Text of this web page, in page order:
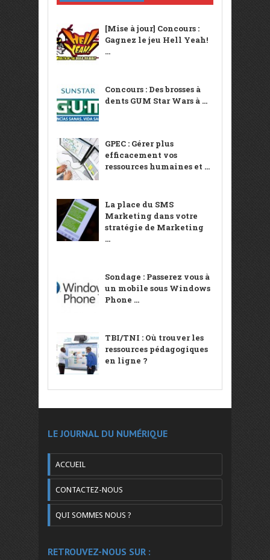
[Mise à jour] Concours :
Gagnez le jeu Hell Yeah!
...
Concours : Des brosses à
dents GUM Star Wars à ...
GPEC : Gérer plus
efficacement vos
ressources humaines et ...
La place du SMS
Marketing dans votre
stratégie de Marketing
...
Sondage : Passerez vous à
un mobile sous Windows
Phone ...
TBI/TNI : Où trouver les
ressources pédagogiques
en ligne ?
LE JOURNAL DU NUMÉRIQUE
ACCUEIL
CONTACTEZ-NOUS
QUI SOMMES NOUS ?
RETROUVEZ-NOUS SUR :